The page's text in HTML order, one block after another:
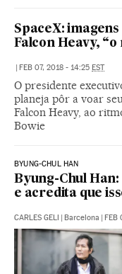
SpaceX:
Falcon Heavy,
FEB 07, 2018 - 14:25 EST
O presidente
planeja pôr a voar
Falcon Heavy, ao
Bowie
BYUNG-CHUL HAN
Byung-Chul
e acredita que
CARLES GELI Barcelona FEB